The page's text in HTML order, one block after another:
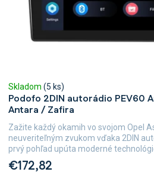
Podofo 2DIN autorádio PEV60
Antara / Zafira
Skladom (5 ks)
€172,82
Zažite každý okamih vo svojom Opel
neuveriteľným zvukom vďaka 2DIN
prvý pohľad upúta moderné technológie